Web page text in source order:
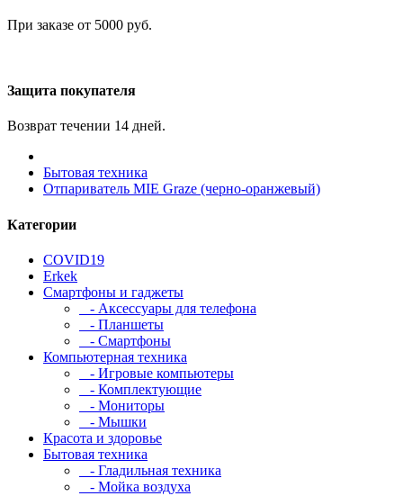
При заказе от 5000 руб.
Защита покупателя
Возврат течении 14 дней.
Бытовая техника
Отпариватель MIE Graze (черно-оранжевый)
Категории
COVID19
Erkek
Смартфоны и гаджеты
- Аксессуары для телефона
- Планшеты
- Смартфоны
Компьютерная техника
- Игровые компьютеры
- Комплектующие
- Мониторы
- Мышки
Красота и здоровье
Бытовая техника
- Гладильная техника
- Мойка воздуха